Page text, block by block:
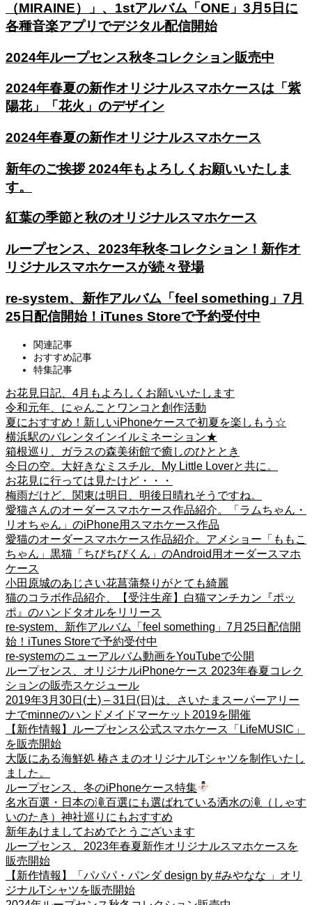
（MIRAINE）」、1stアルバム「ONE」3月5日に
各種音楽アプリでデジタル配信開始
2024年ループセンス秋冬コレクション販売中
2024年春夏の新作オリジナルスマホケースは「紫
陽花」「花火」のデザイン
2024年春夏の新作オリジナルスマホケース
新年のご挨拶 2024年もよろしくお願いいたしま
す。
紅葉の季節と秋のオリジナルスマホケース
ループセンス、2023年秋冬コレクション！新作オ
リジナルスマホケースが続々登場
re-system、新作アルバム「feel something」7月
25日配信開始！iTunes Storeで予約受付中
関連記事
おすすめ記事
特集記事
お花見日記、4月もよろしくお願いいたします
令和元年、にゃんことワンコと創作活動
夏におすすめ！新しいiPhoneケースで初夏を楽しもう☆
横浜駅のバレンタインイルミネーション★
箱根巡り、ガラスの森美術館で癒しのひととき
今日の空。大好きなミスチル、My Little Loverと共に。
お花見に行っては見たけど・・・
梅雨だけど、関東は明日、明後日晴れそうですね。
愛猫さんのオーダースマホケース作品紹介。「ラムちゃん・
リオちゃん」のiPhone用スマホケース作品
愛猫のオーダースマホケース作品紹介。アメショー「ももこ
ちゃん」黒猫「ちびちびくん」のAndroid用オーダースマホ
ケース
小田原城のあじさい花菖蒲祭りがとても綺麗
猫のコラボ作品紹介、【受注生産】白猫マンチカン『ポッ
ポ』のハンドタオルをリリース
re-system、新作アルバム「feel something」7月25日配信開
始！iTunes Storeで予約受付中
re-systemのニューアルバム動画をYouTubeで公開
ループセンス、オリジナルiPhoneケース 2023年春夏コレク
ションの販売スケジュール
2019年3月30日(土) – 31日(日)は、さいたまスーパーアリー
ナでminneのハンドメイドマーケット2019を開催
【新作情報】ループセンス公式スマホケース「LifeMUSIC」
を販売開始
大阪にある海鮮処 椿さまのオリジナルTシャツを制作いたし
ました。
ループセンス、冬のiPhoneケース特集
名水百選・日本の滝百選にも選ばれている洒水の滝（しゃす
いのたき）神社巡りにもおすすめ
新年あけましておめでとうございます
ループセンス、2023年春夏新作オリジナルスマホケースを
販売開始
【新作情報】「パパパ・パンダ design by #みやなな 」オリ
ジナルTシャツを販売開始